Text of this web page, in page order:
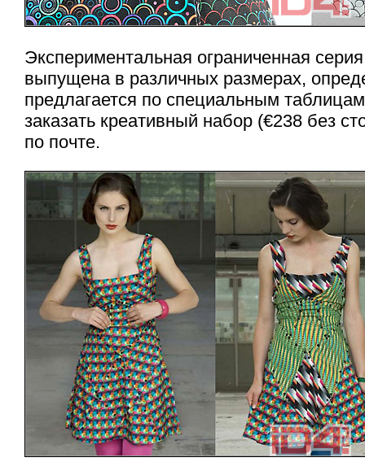
Экспериментальная ограниченная
выпущена в различных размерах,
предлагается по специальным
заказать креативный набор (€238 без
по почте.